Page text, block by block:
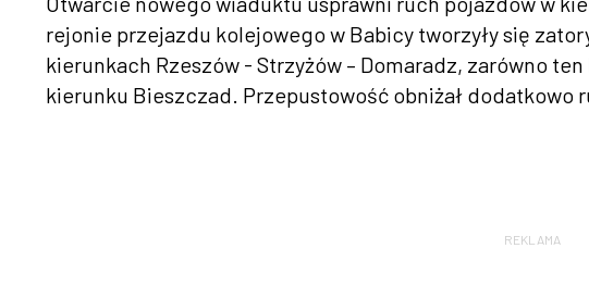
rejonie przejazdu kolejowego w Babicy tworzyły się
kierunkach Rzeszów - Strzyżów – Domaradz, zarówno
kierunku Bieszczad. Przepustowość obniżał dodatkowo
REKLAMA